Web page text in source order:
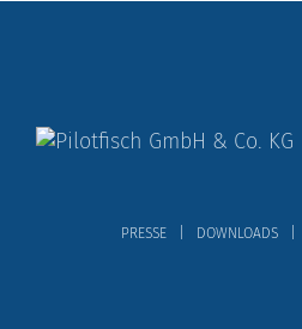
PRESSE DOWNLOADS